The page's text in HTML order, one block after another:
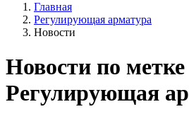
Главная
Регулирующая арматура
Новости
Новости по метке
Регулирующая